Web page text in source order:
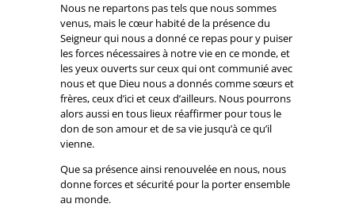
Nous ne repartons pas tels que nous sommes
venus, mais le cœur habité de la présence du
Seigneur qui nous a donné ce repas pour y puiser
les forces nécessaires à notre vie en ce monde, et
les yeux ouverts sur ceux qui ont communié avec
nous et que Dieu nous a donnés comme sœurs et
frères, ceux d’ici et ceux d’ailleurs. Nous pourrons
alors aussi en tous lieux réaffirmer pour tous le
don de son amour et de sa vie jusqu’à ce qu’il
vienne.
Que sa présence ainsi renouvelée en nous, nous
donne forces et sécurité pour la porter ensemble
au monde.